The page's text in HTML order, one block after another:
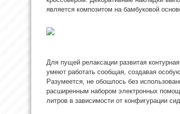
является композитом на бамбуковой
Для пущей релаксации развитая
умеют работать сообщая, создавая
Разумеется, не обошлось без
расширенным набором электронных
литров в зависимости от конфигурации